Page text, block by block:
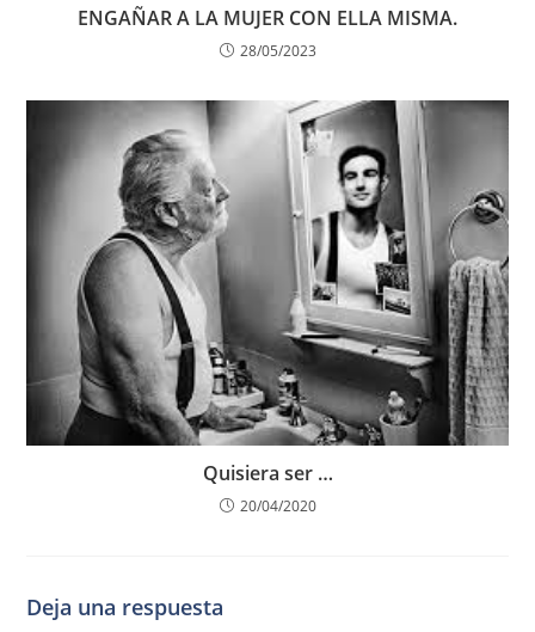
ENGAÑAR A LA MUJER CON ELLA MISMA.
28/05/2023
Quisiera ser …
20/04/2020
Deja una respuesta